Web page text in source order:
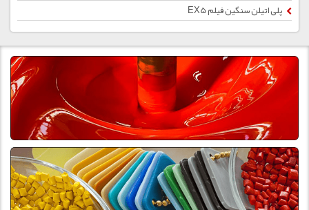
پلی اتیلن سنگین فیلم EX5